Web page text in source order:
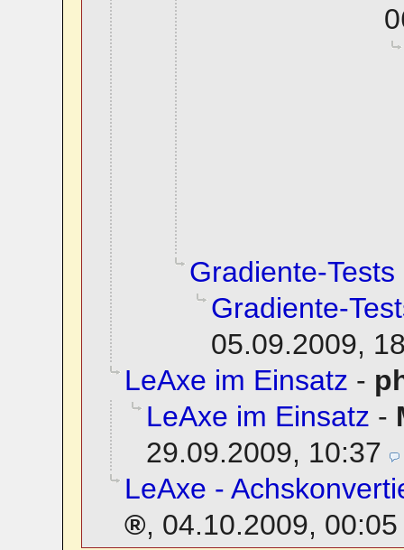
Gradiente-Tests
Gradiente-
05.09.2009,
LeAxe im Einsatz -
LeAxe im Einsatz -
29.09.2009, 10:37
LeAxe -
, 04.10.2009, 00:05